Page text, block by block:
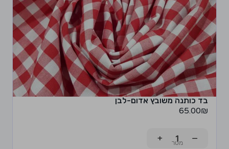
בד כותנה משובץ אדום-לבן
65.00₪
−
+